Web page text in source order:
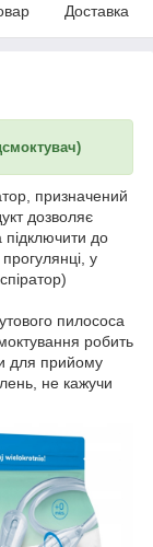
Доставка
призначений
дозволяє
до
у
пилососа
робить
для прийому
не кажучи